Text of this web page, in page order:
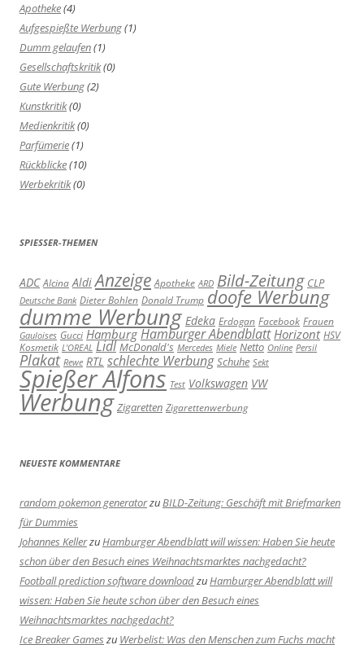
Apotheke(4)
Aufgespießte Werbung(1)
Dumm gelaufen(1)
Gesellschaftskritik(0)
Gute Werbung(2)
Kunstkritik(0)
Medienkritik(0)
Parfümerie(1)
Rückblicke(10)
Werbekritik(0)
SPIESSER-THEMEN
ADC Alcina Aldi Anzeige Apotheke ARD Bild-Zeitung CLP
Deutsche Bank Dieter Bohlen Donald Trump doofe Werbung
dumme Werbung Edeka Erdogan Facebook Frauen
Gauloises Gucci Hamburg Hamburger Abendblatt Horizont HSV
Kosmetik L'OREAL Lidl McDonald's Mercedes Miele Netto Online Persil
Plakat Rewe RTL schlechte Werbung Schuhe Sekt
Spießer Alfons Test Volkswagen VW
Werbung Zigaretten Zigarettenwerbung
NEUESTE KOMMENTARE
random pokemon generatorzuBILD-Zeitung: Geschäft mit Briefmarken
für Dummies
Johannes KellerzuHamburger Abendblatt will wissen: Haben Sie heute
schon über den Besuch eines Weihnachtsmarktes nachgedacht?
Football prediction software downloadzuHamburger Abendblatt will
wissen: Haben Sie heute schon über den Besuch eines
Weihnachtsmarktes nachgedacht?
Ice Breaker Games zu Werbelist: Was den Menschen zum Fuchs macht